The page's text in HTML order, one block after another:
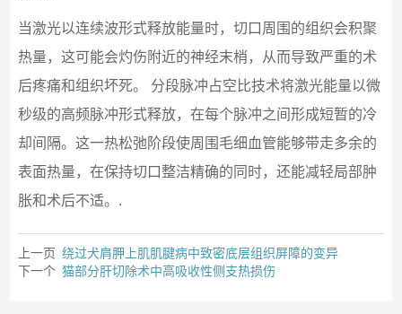
当激光以连续波形式释放能量时，切口周围的组织会积聚
热量，这可能会灼伤附近的神经末梢，从而导致严重的术
后疼痛和组织坏死。 分段脉冲占空比技术将激光能量以微
秒级的高频脉冲形式释放，在每个脉冲之间形成短暂的冷
却间隔。这一热松弛阶段使周围毛细血管能够带走多余的
表面热量，在保持切口整洁精确的同时，还能减轻局部肿
胀和术后不适。.
上一页 绕过犬肩胛上肌肌腱病中致密底层组织屏障的变异
下一个 猫部分肝切除术中高吸收性侧支热损伤